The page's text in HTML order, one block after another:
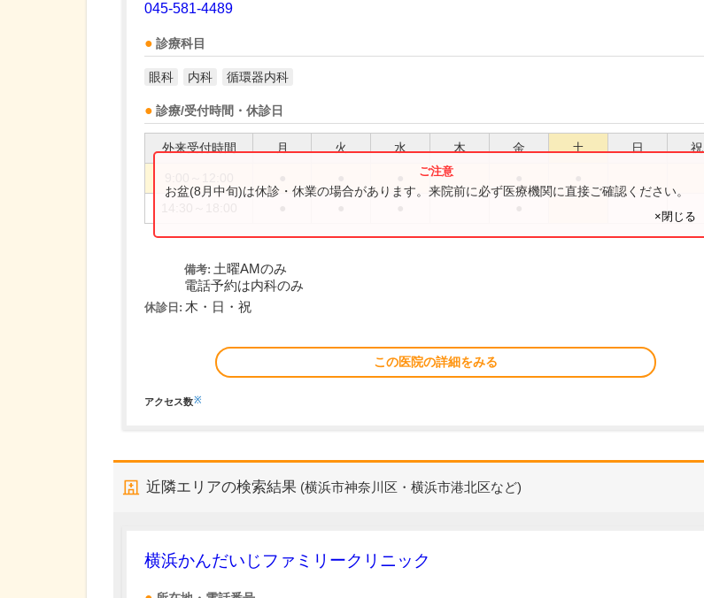
045-581-4489
診療科目
眼科 内科 循環器内科
診療/受付時間・休診日
外来受付時間 月 火 水 木 金 土 日 祝
お盆(8月中旬)は休診・休業の場合があります。来院前に必ず医療機関に直接ご確認ください。
×閉じる
備考: 土曜AMのみ
電話予約は内科のみ
休診日: 木・日・祝
この医院の詳細をみる
アクセス数※
近隣エリアの検索結果 (横浜市神奈川区・横浜市港北区など)
横浜かんだいじファミリークリニック